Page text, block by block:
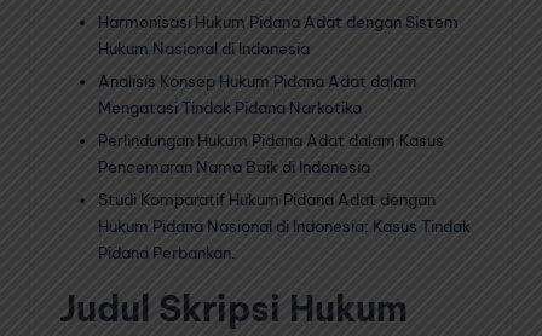
Harmonisasi Hukum Pidana Adat dengan Sistem
Hukum Nasional di Indonesia
Analisis Konsep Hukum Pidana Adat dalam
Mengatasi Tindak Pidana Narkotika
Perlindungan Hukum Pidana Adat dalam Kasus
Pencemaran Nama Baik di Indonesia
Studi Komparatif Hukum Pidana Adat dengan
Hukum Pidana Nasional di Indonesia: Kasus Tindak
Pidana Perbankan.
Judul Skripsi Hukum